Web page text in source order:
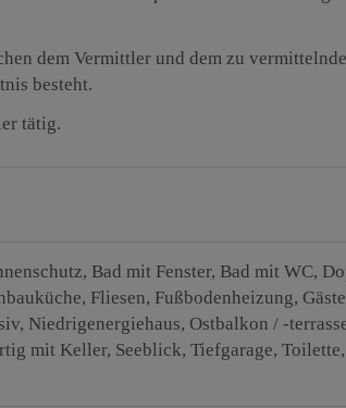
dem Vermittler und dem zu
besteht.
tätig.
Bad mit Fenster Bad mit WC
Fliesen Fußbodenheizung
Niedrigenergiehaus Ostbalkon / -
mit Keller Seeblick Tiefgarage Toilette